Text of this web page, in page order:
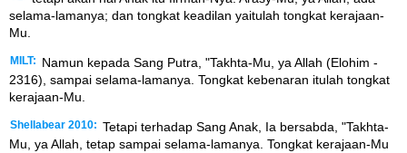
selama-lamanya; dan tongkat keadilan yaitulah tongkat kerajaan-
Mu.
MILT:
Namun kepada Sang Putra, "Takhta-Mu, ya Allah (Elohim -
2316), sampai selama-lamanya. Tongkat kebenaran itulah tongkat
kerajaan-Mu.
Shellabear 2010: Tetapi terhadap Sang Anak, Ia bersabda, "Takhta-
Mu, ya Allah, tetap sampai selama-lamanya. Tongkat kerajaan-Mu